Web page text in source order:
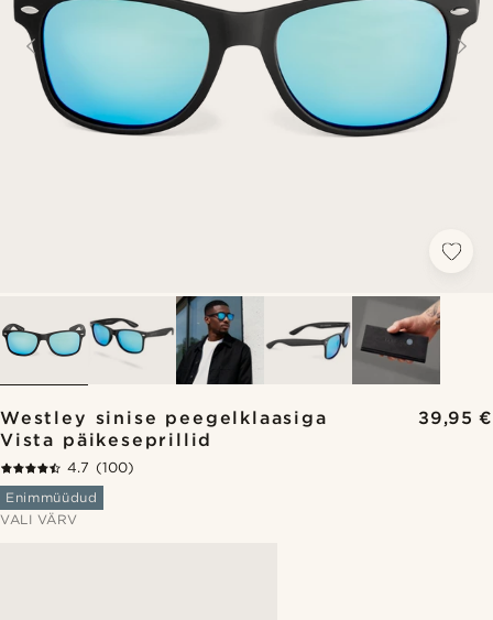
Westley sinise peegelklaasiga
Vista päikeseprillid
39,95 €
4.7 (100)
Enimmüüdud
VALI VÄRV